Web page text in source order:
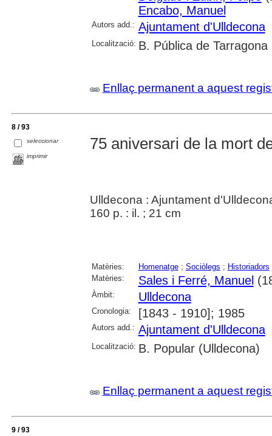
Encabo, Manuel
Autors add.: Ajuntament d'Ulldecona
Localització: B. Pública de Tarragona
Enllaç permanent a aquest
8 / 93
seleccionar
imprimir
75 aniversari de la mort
Ulldecona : Ajuntament
160 p. : il. ; 21 cm
Matèries: Homenatge; Sociòlegs ; Historiadors
Matèries:
Sales i Ferré, Manuel
Àmbit: Ulldecona
Cronologia: [1843 - 1910]; 1985
Autors add.: Ajuntament d'Ulldecona
Localització: B. Popular (Ulldecona)
Enllaç permanent a aquest
9 / 93